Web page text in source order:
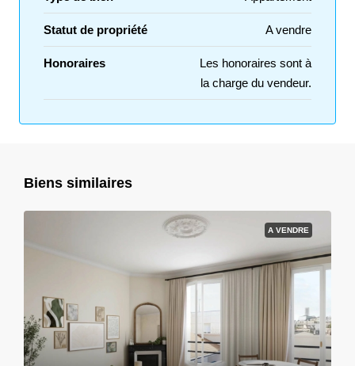
Statut de propriété A vendre
Honoraires
Les honoraires sont à
la charge du vendeur.
Biens similaires
A VENDRE